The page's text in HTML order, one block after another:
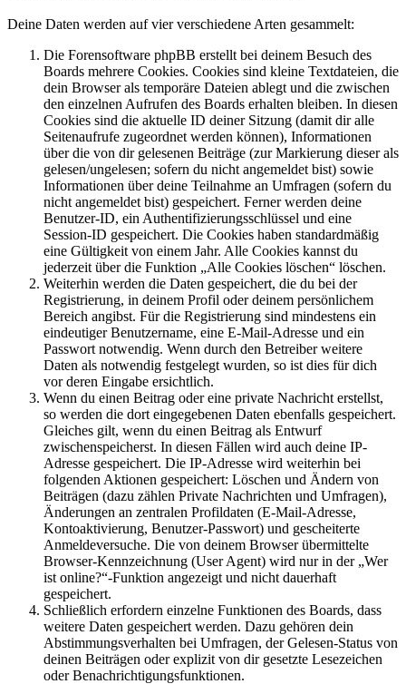
Deine Daten werden auf vier verschiedene Arten gesammelt:
Die Forensoftware phpBB erstellt bei deinem Besuch des
Boards mehrere Cookies. Cookies sind kleine Textdateien, die
dein Browser als temporäre Dateien ablegt und die zwischen
den einzelnen Aufrufen des Boards erhalten bleiben. In diesen
Cookies sind die aktuelle ID deiner Sitzung (damit dir alle
Seitenaufrufe zugeordnet werden können), Informationen
über die von dir gelesenen Beiträge (zur Markierung dieser als
gelesen/ungelesen; sofern du nicht angemeldet bist) sowie
Informationen über deine Teilnahme an Umfragen (sofern du
nicht angemeldet bist) gespeichert. Ferner werden deine
Benutzer-ID, ein Authentifizierungsschlüssel und eine
Session-ID gespeichert. Die Cookies haben standardmäßig
eine Gültigkeit von einem Jahr. Alle Cookies kannst du
jederzeit über die Funktion „Alle Cookies löschen“ löschen.
Weiterhin werden die Daten gespeichert, die du bei der
Registrierung, in deinem Profil oder deinem persönlichem
Bereich angibst. Für die Registrierung sind mindestens ein
eindeutiger Benutzername, eine E-Mail-Adresse und ein
Passwort notwendig. Wenn durch den Betreiber weitere
Daten als notwendig festgelegt wurden, so ist dies für dich
vor deren Eingabe ersichtlich.
Wenn du einen Beitrag oder eine private Nachricht erstellst,
so werden die dort eingegebenen Daten ebenfalls gespeichert.
Gleiches gilt, wenn du einen Beitrag als Entwurf
zwischenspeicherst. In diesen Fällen wird auch deine IP-
Adresse gespeichert. Die IP-Adresse wird weiterhin bei
folgenden Aktionen gespeichert: Löschen und Ändern von
Beiträgen (dazu zählen Private Nachrichten und Umfragen),
Änderungen an zentralen Profildaten (E-Mail-Adresse,
Kontoaktivierung, Benutzer-Passwort) und gescheiterte
Anmeldeversuche. Die von deinem Browser übermittelte
Browser-Kennzeichnung (User Agent) wird nur in der „Wer
ist online?“-Funktion angezeigt und nicht dauerhaft
gespeichert.
Schließlich erfordern einzelne Funktionen des Boards, dass
weitere Daten gespeichert werden. Dazu gehören dein
Abstimmungsverhalten bei Umfragen, der Gelesen-Status von
deinen Beiträgen oder explizit von dir gesetzte Lesezeichen
oder Benachrichtigungsfunktionen.